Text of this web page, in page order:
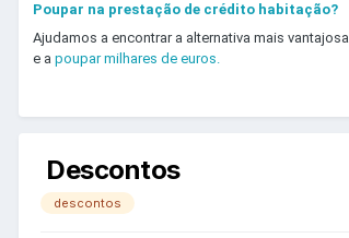
Poupar na prestação de crédito habitação?
Ajudamos a encontrar a alternativa mais vantajosa
e a poupar milhares de euros.
Descontos
descontos